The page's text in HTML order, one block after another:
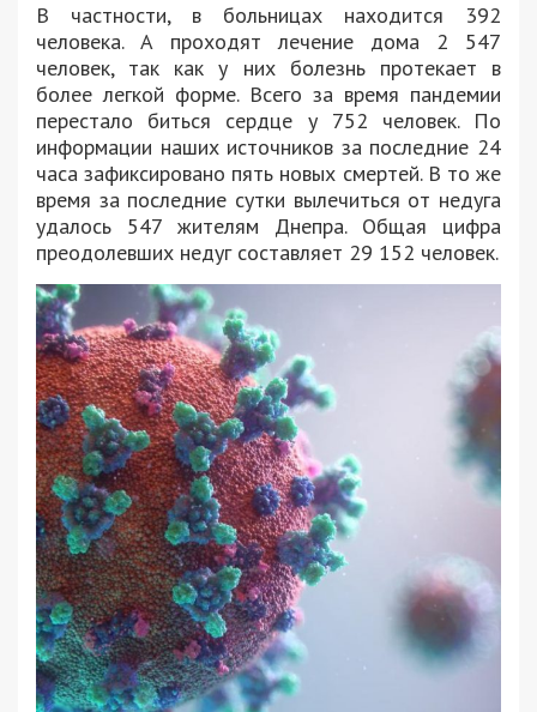
В частности, в больницах находится 392
человека. А проходят лечение дома 2 547
человек, так как у них болезнь протекает в
более легкой форме. Всего за время пандемии
перестало биться сердце у 752 человек. По
информации наших источников за последние 24
часа зафиксировано пять новых смертей. В то же
время за последние сутки вылечиться от недуга
удалось 547 жителям Днепра. Общая цифра
преодолевших недуг составляет 29 152 человек.